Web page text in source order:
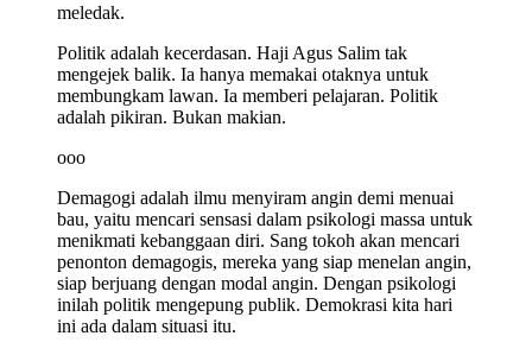
meledak.
Politik adalah kecerdasan. Haji Agus Salim tak
mengejek balik. Ia hanya memakai otaknya untuk
membungkam lawan. Ia memberi pelajaran. Politik
adalah pikiran. Bukan makian.
ooo
Demagogi adalah ilmu menyiram angin demi menuai
bau, yaitu mencari sensasi dalam psikologi massa untuk
menikmati kebanggaan diri. Sang tokoh akan mencari
penonton demagogis, mereka yang siap menelan angin,
siap berjuang dengan modal angin. Dengan psikologi
inilah politik mengepung publik. Demokrasi kita hari
ini ada dalam situasi itu.